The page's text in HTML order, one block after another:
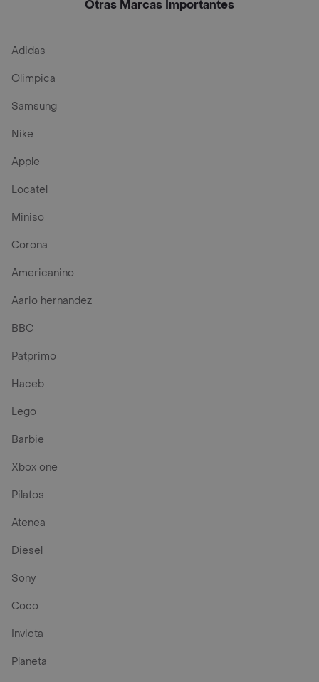
Otras Marcas Importantes
Adidas
Olimpica
Samsung
Nike
Apple
Locatel
Miniso
Corona
Americanino
Aario hernandez
BBC
Patprimo
Haceb
Lego
Barbie
Xbox one
Pilatos
Atenea
Diesel
Sony
Coco
Invicta
Planeta